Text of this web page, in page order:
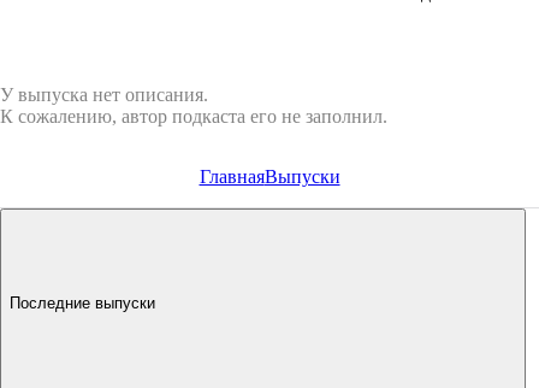
У выпуска нет описания.
К сожалению, автор подкаста его не заполнил.
ГлавнаяВыпуски
Последние выпуски